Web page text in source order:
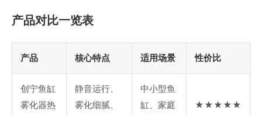
产品对比一览表
产品 核心特点 适用场景 性价比
创宁鱼缸
雾化器热
静音运行、
雾化细腻、
中小型鱼
缸、家庭
★★★★★